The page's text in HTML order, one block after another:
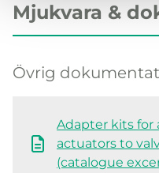
Mjukvara &
Övrig
Adapter kits for
actuators to
(catalogue